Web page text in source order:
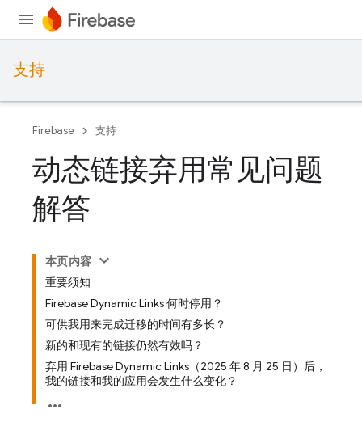
支持
Firebase 支持
动态链接弃用常见问题
解答
本页内容
重要须知
Firebase Dynamic Links 何时停用？
可供我用来完成迁移的时间有多长？
新的和现有的链接仍然有效吗？
弃用 Firebase Dynamic Links（2025 年 8 月 25 日）后，
我的链接和我的应用会发生什么变化？